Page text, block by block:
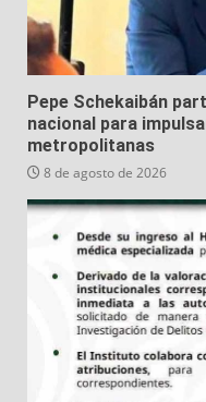
Pepe Schekaibán
nacional para
metropolitanas
8 de agosto de 2026